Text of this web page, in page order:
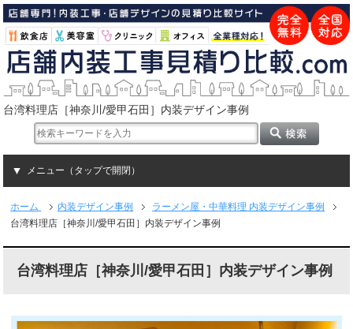
台湾料理店［神奈川/愛甲石田］内装デザイン事例
メニュー（タップで開閉）
ホーム 内装デザイン事例
ラーメン屋・中華料理 内装デザイン事例
台湾料理店［神奈川/愛甲石田］内装デザイン事例
台湾料理店［神奈川/愛甲石田］内装デザイン事例